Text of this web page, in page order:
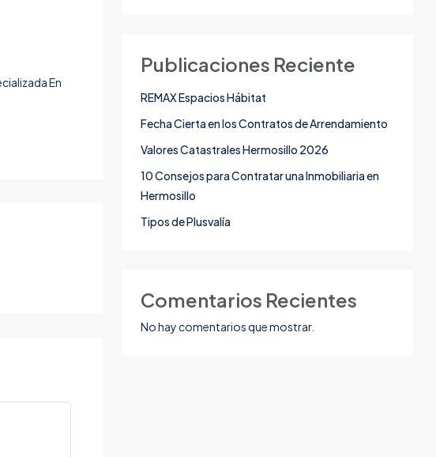
Publicaciones Reciente
REMAX Espacios Hábitat
Fecha Cierta en los Contratos de Arrendamiento
Valores Catastrales Hermosillo 2026
10 Consejos para Contratar una Inmobiliaria en
Hermosillo
Tipos de Plusvalía
Comentarios Recientes
No hay comentarios que mostrar.